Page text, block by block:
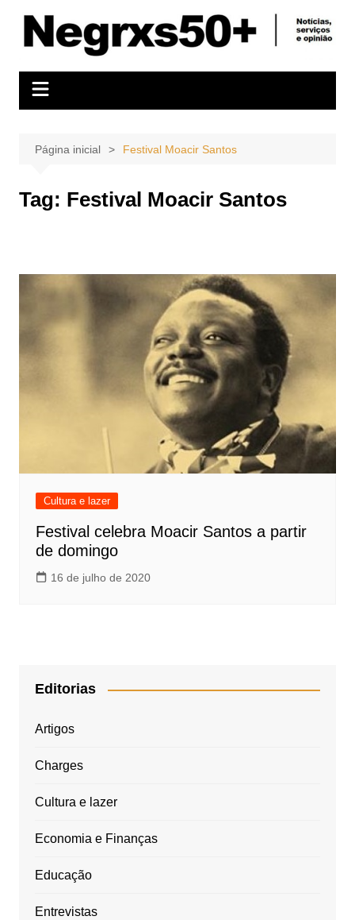
conteúdo
Página inicial Festival Moacir Santos
Tag: Festival Moacir Santos
Cultura e lazer
Festival celebra Moacir Santos a partir
de domingo
16 de julho de 2020
Editorias
Artigos
Charges
Cultura e lazer
Economia e Finanças
Educação
Entrevistas